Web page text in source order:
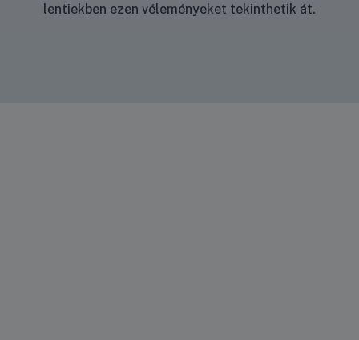
lentiekben ezen véleményeket tekinthetik át.